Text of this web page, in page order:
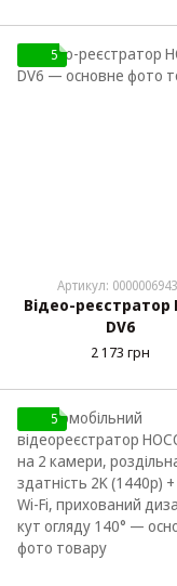
5
Артикул:
Відео-реєстратор
DV6
2 173 грн
5